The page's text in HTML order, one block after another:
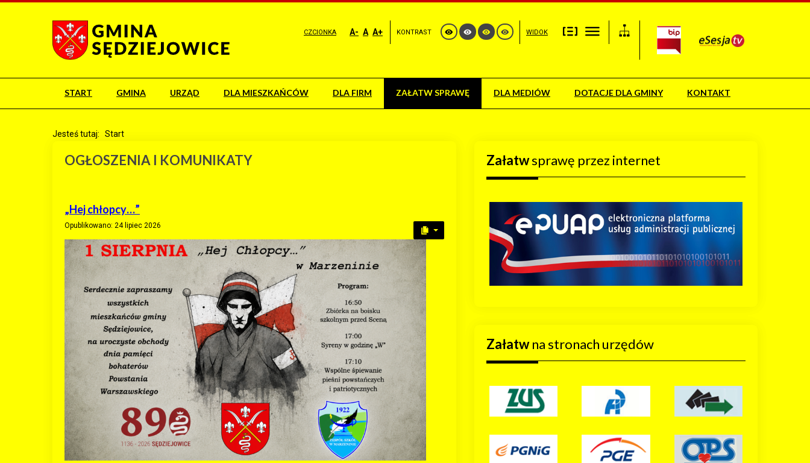
CZCIONKA A- A A+ KONTRAST WIDOK
START GMINA URZĄD DLA MIESZKAŃCÓW DLA FIRM ZAŁATW SPRAWĘ DLA MEDIÓW DOTACJE DLA GMINY KONTAKT
Jesteś tutaj: Start
OGŁOSZENIA I KOMUNIKATY
„Hej chłopcy…”
Opublikowano: 24 lipiec 2026
Załatwsprawę przez internet
Załatwna stronach urzędów